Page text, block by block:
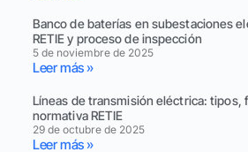
Banco de baterías en subestaciones
RETIE y proceso de inspección
5 de noviembre de 2025
Leer más »
Líneas de transmisión eléctrica: tipos,
normativa RETIE
29 de octubre de 2025
Leer más »